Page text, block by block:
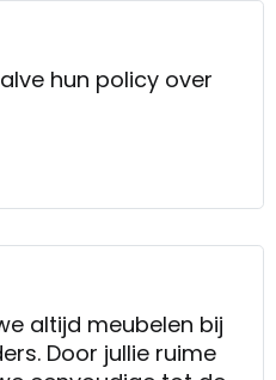
de levering een
hun policy over
altijd meubelen bij
Door jullie ruime